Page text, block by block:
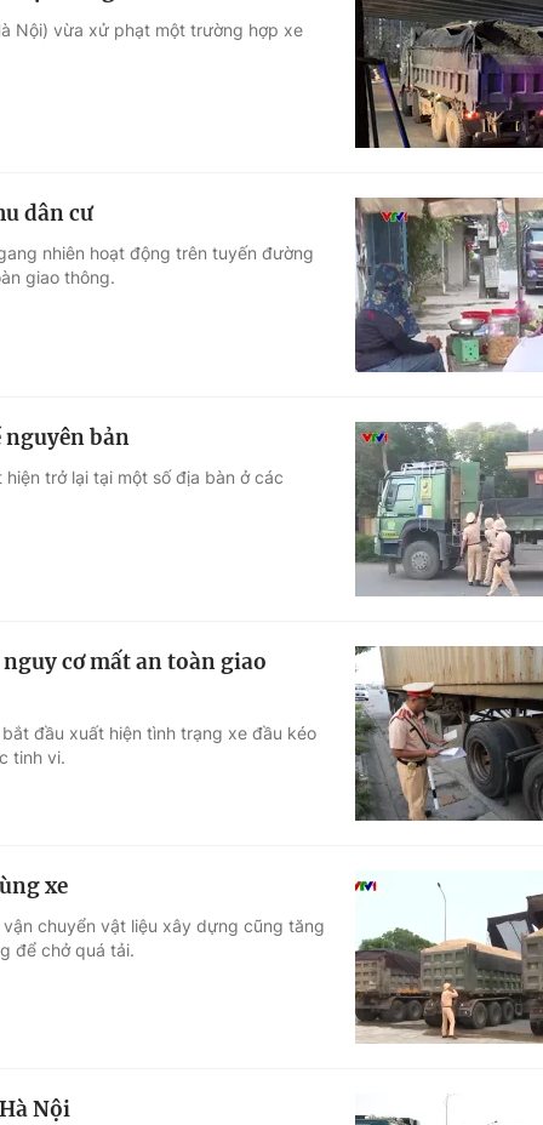
Nội) vừa xử phạt một trường hợp xe
dân cư
nhiên hoạt động trên tuyến đường
giao thông.
nguyên bản
trở lại tại một số địa bàn ở các
cơ mất an toàn giao
đầu xuất hiện tình trạng xe đầu kéo
tinh vi.
xe
chuyển vật liệu xây dựng cũng tăng
để chở quá tải.
Nội